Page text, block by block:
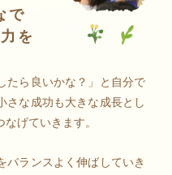
で
を
たら良いかな？」と自分で
さな成功も大きな成長とし
げていきます。
バランスよく伸ばしていき